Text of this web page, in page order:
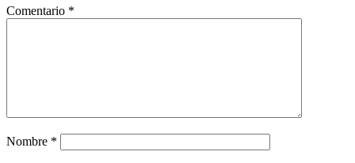
Comentario *
Nombre *